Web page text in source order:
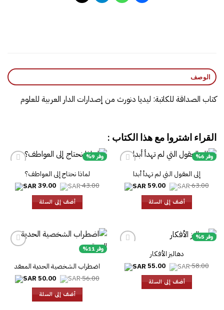
الوصف
كتاب الصداقة للكاتبة: ليديا دنورث من إصدارات الدار العربية للعلوم
القراء اشتروا مع هذا الكتاب :
وفر 6%
إلى العقول التي لم تهدأ أبدا
63.00
السعر
هو:
63.00.
59.00 السعر
الحالي
أضف إلى السلة
وفر 9%
لماذا نحتاج إلى العواطف؟
43.00
السعر
هو:
43.00.
39.00 السعر
الحالي
أضف إلى السلة
وفر 5%
دهاليز الأفكار
58.00
السعر
هو:
58.00.
55.00 السعر
الحالي
أضف إلى السلة
وفر 11%
اضطراب الشخصية الحدية المعقد
56.00
السعر
الأصلي
هو:
56.00.
50.00 السعر
الحالي
أضف إلى السلة